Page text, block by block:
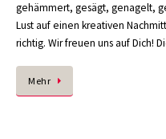
gehämmert, gesägt, genagelt,
Lust auf einen kreativen
richtig. Wir freuen uns auf Dich!
Mehr